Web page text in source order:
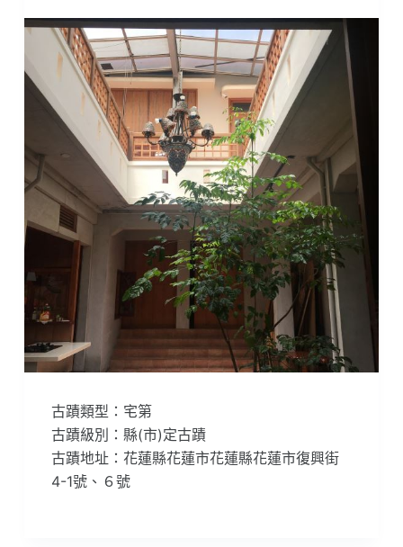
古蹟類型：宅第
古蹟級別：縣(市)定古蹟
古蹟地址：花蓮縣花蓮市花蓮縣花蓮市復興街
4-1號、６號